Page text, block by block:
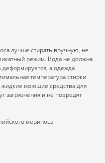
лучше стирать вручную, не
режим. Вода не должна
деформируется, а одежда
температура стирки
моющие средства для
и не повредят
мериноса